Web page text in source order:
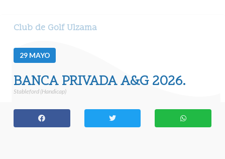
Club de Golf Ulzama
29 MAYO
BANCA PRIVADA A&G 2026.
Stableford (Handicap)